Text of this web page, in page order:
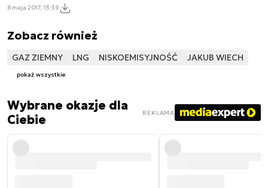
8 maja 2017, 13:39
Zobacz również
GAZ ZIEMNY LNG NISKOEMISYJNOŚĆ JAKUB WIECH
pokaż wszystkie
Wybrane okazje dla
Ciebie
REKLAMA